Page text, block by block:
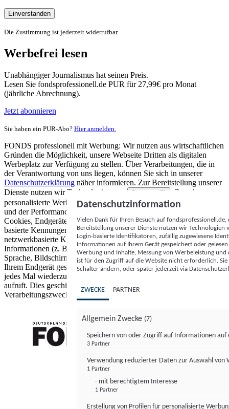
Einverstanden
Die Zustimmung ist jederzeit widerrufbar.
Werbefrei lesen
Unabhängiger Journalismus hat seinen Preis.
Lesen Sie fondsprofessionell.de PUR für 27,99€ pro Monat
(jährliche Abrechnung).
Jetzt abonnieren
Sie haben ein PUR-Abo? Hier anmelden.
FONDS professionell mit Werbung: Wir nutzen aus wirtschaftlichen
Gründen die Möglichkeit, unsere Webseite Dritten als digitalen
Werbeplatz zur Verfügung zu stellen. Über Verarbeitungen, die in
der Verantwortung von uns liegen, können Sie sich in unserer
Datenschutzerklärung näher informieren. Zur Bereitstellung unserer
Dienste nutzen wir Technologien von
Partnern (5)
. Zwecke:
personalisierte Werbung und Inhalte, Messung von Werbeleistung
und der Performance von Inhalten sowie Zielgruppenforschung.
Cookies, Endgeräte- oder ähnliche Online-Kennungen (z. B. login-
basierte Kennungen, zufällig generierte Kennungen,
netzwerkbasierte Kennungen) können zusammen mit anderen
Informationen (z. B. Browsertyp und Browserinformationen,
Sprache, Bildschirmgröße, unterstützte Technologien usw.) auf
Ihrem Endgerät gespeichert oder von dort ausgelesen werden, um es
jedes Mal wiederzuerkennen, wenn es eine App oder einer Webseite
aufruft. Dies geschieht für einen oder mehrere der hier aufgeführten
Verarbeitungszwecke.
Datenschutzinformation
Vielen Dank für Ihren Besuch auf
Bereitstellung unserer Dienste nutzen wir Technologien
Login-basierte Identifikatoren, zufällig zugewiesene
Informationen auf Ihrem Gerät gespeichert oder
Werbung und Inhalte, Messung von Werbeleistung
ist für den Zugriff auf die Website nicht erforderlich.
Schalter ändern, oder später jederzeit via
ZWECKE PARTNER
Allgemein Zwecke (7)
Speichern von oder Zugriff auf Informationen auf
3 Partner
Verwendung reduzierter Daten zur Auswahl von
1 Partner
- mit berechtigtem Interesse
1 Partner
Erstellung von Profilen für personalisierte
FONDS professionell